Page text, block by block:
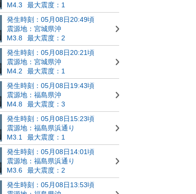
M4.3
最大震度：1
発生時刻：05月08日20:49頃
震源地：宮城県沖
M3.8
最大震度：2
発生時刻：05月08日20:21頃
震源地：宮城県沖
M4.2
最大震度：1
発生時刻：05月08日19:43頃
震源地：福島県沖
M4.8
最大震度：3
発生時刻：05月08日15:23頃
震源地：福島県浜通り
M3.1
最大震度：1
発生時刻：05月08日14:01頃
震源地：福島県浜通り
M3.6
最大震度：2
発生時刻：05月08日13:53頃